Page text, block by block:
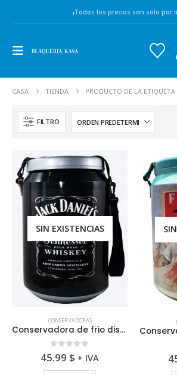
¡Todos los precios son solo por
CASA TIENDA PRODUCTO DE LA ETIQUETA
FILTRO
SIN EXISTENCIAS
CONSERVADORAS
Conservadora de frio diseño de Jack Daniels
0 fuera de 5
45.99 $ + IVA